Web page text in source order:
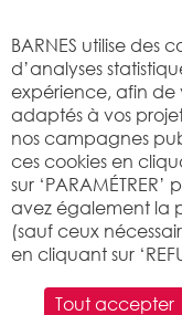
BARNES utilise des
d’analyses
expérience, afin de
adaptés à vos
nos campagnes
ces cookies en
sur
avez également la
(sauf ceux
en cliquant sur
Tout accepter